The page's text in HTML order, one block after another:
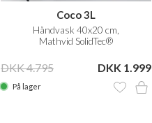
Coco 3L
Håndvask 40x20 cm,
Mathvid SolidTec®
DKK 4.795 DKK 1.999
På lager